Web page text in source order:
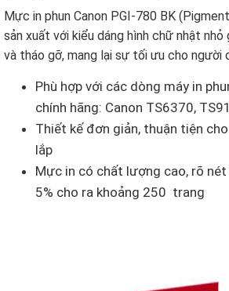
Mực in phun Canon PGI-780 BK
sản xuất với kiểu dáng hình chữ nhật
và tháo gỡ, mang lại sự tối ưu cho người
Phù hợp với các dòng máy in
chính hãng: Canon TS6370,
Thiết kế đơn giản, thuận tiện
lắp
Mực in có chất lượng cao, rõ
5% cho ra khoảng 250 trang